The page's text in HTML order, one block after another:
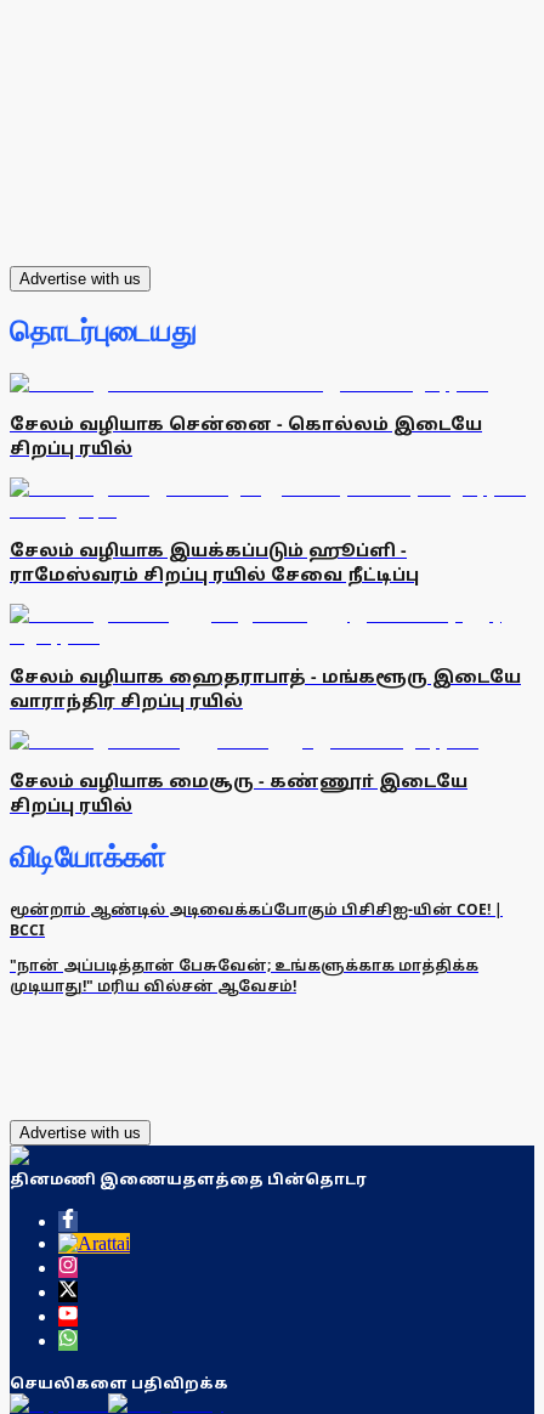
Advertise with us
தொடர்புடையது
சேலம் வழியாக சென்னை - கொல்லம் இடையே
சிறப்பு ரயில்
சேலம் வழியாக இயக்கப்படும் ஹூப்ளி -
ராமேஸ்வரம் சிறப்பு ரயில் சேவை நீட்டிப்பு
சேலம் வழியாக ஹைதராபாத் - மங்களூரு இடையே
வாராந்திர சிறப்பு ரயில்
சேலம் வழியாக மைசூரு - கண்ணூா் இடையே
சிறப்பு ரயில்
விடியோக்கள்
மூன்றாம் ஆண்டில் அடிவைக்கப்போகும் பிசிசிஐ-யின் COE! |
BCCI
"நான் அப்படித்தான் பேசுவேன்; உங்களுக்காக மாத்திக்க
முடியாது!" மரிய வில்சன் ஆவேசம்!
Advertise with us
தினமணி இணையதளத்தை பின்தொடர
செயலிகளை பதிவிறக்க